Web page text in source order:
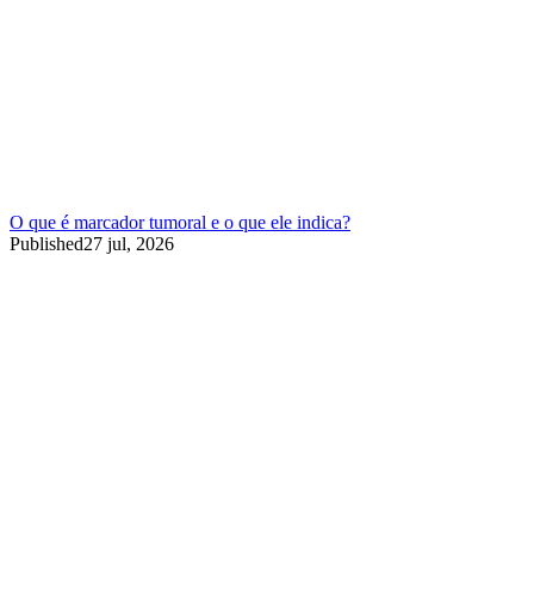
O que é marcador tumoral e o que ele indica?
Published27 jul, 2026